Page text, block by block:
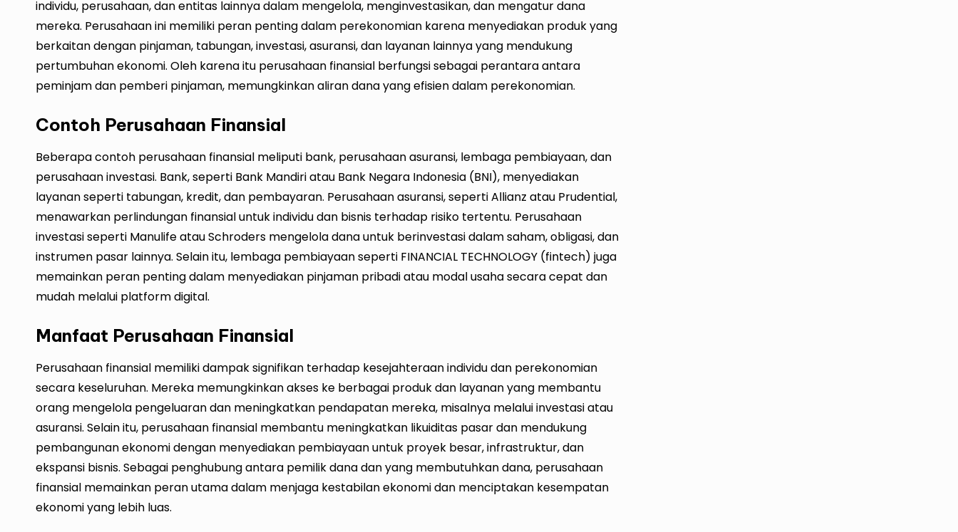
individu, perusahaan, danentitas lainnya dalam mengelola, menginvestasikan, dan mengatur dana
mereka. Perusahaan ini memiliki peran penting dalam perekonomian karena menyediakan produk yang
berkaitan dengan pinjaman, tabungan, investasi, asuransi, dan layanan lainnya yang mendukung
pertumbuhan ekonomi. Oleh karena itu perusahaan finansial berfungsi sebagai perantara antara
peminjam dan pemberi pinjaman, memungkinkan aliran dana yang efisien dalam perekonomian.
Contoh Perusahaan Finansial
Beberapa contoh perusahaan finansial meliputi bank, perusahaan asuransi, lembaga pembiayaan, dan
perusahaan investasi. Bank, seperti Bank Mandiri atau Bank Negara Indonesia (BNI), menyediakan
layanan seperti tabungan, kredit, dan pembayaran. Perusahaan asuransi, seperti Allianz atau Prudential,
menawarkan perlindungan finansial untuk individu dan bisnis terhadap risiko tertentu. Perusahaan
investasi seperti Manulife atau Schroders mengelola dana untuk berinvestasi dalam saham, obligasi, dan
instrumen pasar lainnya. Selain itu, lembaga pembiayaan seperti FINANCIAL TECHNOLOGY (fintech) juga
memainkan peran penting dalam menyediakan pinjaman pribadi atau modal usaha secara cepat dan
mudah melalui platform digital.
Manfaat Perusahaan Finansial
Perusahaan finansial memiliki dampak signifikan terhadap kesejahteraan individu dan perekonomian
secara keseluruhan. Mereka memungkinkan akses ke berbagai produk dan layanan yang membantu
orang mengelola pengeluaran dan meningkatkan pendapatan mereka, misalnya melalui investasi atau
asuransi. Selain itu, perusahaan finansial membantu meningkatkan likuiditas pasar dan mendukung
pembangunan ekonomi dengan menyediakan pembiayaan untuk proyek besar, infrastruktur, dan
ekspansi bisnis. Sebagai penghubung antara pemilik dana dan yang membutuhkan dana, perusahaan
finansial memainkan peran utama dalam menjaga kestabilan ekonomi dan menciptakan kesempatan
ekonomi yang lebih luas.